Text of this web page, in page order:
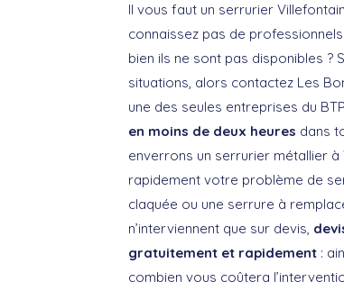
Il vous faut un serrurier
connaissez pas de
bien ils ne sont pas disponibles ?
situations, alors contactez Les
une des seules entreprises du
en moins de deux heures dans
enverrons un serrurier métallier
rapidement votre problème de
claquée ou une serrure à
n’interviennent que sur devis,
gratuitement et rapidement :
combien vous coûtera